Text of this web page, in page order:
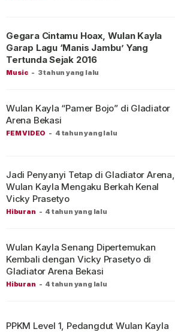
Music - 3 tahun yang lalu
Gegara Cintamu Hoax, Wulan Kayla
Garap Lagu ‘Manis Jambu’ Yang
Tertunda Sejak 2016
FEM VIDEO - 4 tahun yang lalu
Wulan Kayla “Pamer Bojo” di Gladiator
Arena Bekasi
Hiburan - 4 tahun yang lalu
Jadi Penyanyi Tetap di Gladiator Arena,
Wulan Kayla Mengaku Berkah Kenal
Vicky Prasetyo
Hiburan - 4 tahun yang lalu
Wulan Kayla Senang Dipertemukan
Kembali dengan Vicky Prasetyo di
Gladiator Arena Bekasi
PPKM Level 1, Pedangdut Wulan Kayla